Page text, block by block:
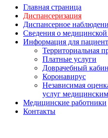
Главная страница
Диспансеризация
Диспансерное
Сведения о медицинской
Информация для
Территориальная
Платные услуги
Доврачебный
Коронавирус
Независимая
услуг
Медицинские работники
Контакты